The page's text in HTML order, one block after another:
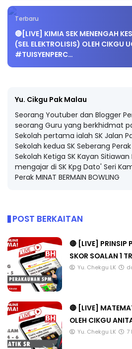
Terbaru
🔴[LIVE] KIMIA SEK MENENGAH
(SEL ELEKTROLISIS) OLEH CIKGU
#TUISYENPERC…
Yu. Cikgu Pak Malau
Seorang Youtuber dan Blogger
seorang Guru yang berkhidmat
Sekolah pertama ialah SK Jalan
Sekolah kedua SK Seberang
Sekolah Ketiga SK Kayan
mengajar di SK Kpg Dato' Seri
Perak MINAT BERMAIN BOWLING
POST BERKAITAN
🔴 [LIVE] PRINSIP
SKOR SOALAN 1
Yu. Chekgu LK
🔴 [LIVE]
OLEH CIKGU
Yu. Chekgu LK 7